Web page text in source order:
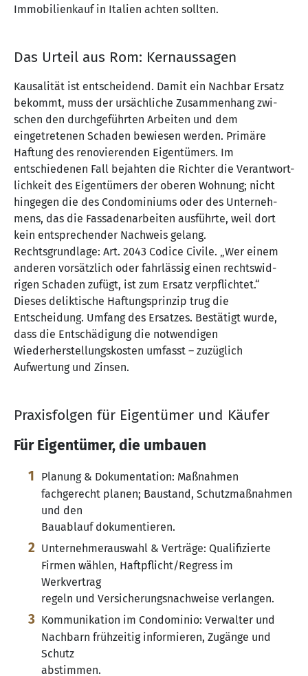
Immobilienkauf in Italien achten sollten.
Das Urteil aus Rom: Kernaussagen
Kausalität ist entscheidend. Damit ein Nachbar Ersatz
bekommt, muss der ursächliche Zusammenhang zwi-
schen den durchgeführten Arbeiten und dem
eingetretenen Schaden bewiesen werden. Primäre
Haftung des renovierenden Eigentümers. Im
entschiedenen Fall bejahten die Richter die Verantwort-
lichkeit des Eigentümers der oberen Wohnung; nicht
hingegen die des Condominiums oder des Unterneh-
mens, das die Fassadenarbeiten ausführte, weil dort
kein entsprechender Nachweis gelang.
Rechtsgrundlage: Art. 2043 Codice Civile. „Wer einem
anderen vorsätzlich oder fahrlässig einen rechtswid-
rigen Schaden zufügt, ist zum Ersatz verpflichtet.“
Dieses deliktische Haftungsprinzip trug die
Entscheidung. Umfang des Ersatzes. Bestätigt wurde,
dass die Entschädigung die notwendigen
Wiederherstellungskosten umfasst – zuzüglich
Aufwertung und Zinsen.
Praxisfolgen für Eigentümer und Käufer
Für Eigentümer, die umbauen
Planung & Dokumentation: Maßnahmen
fachgerecht planen; Baustand, Schutzmaßnahmen
und den
Bauablauf dokumentieren.
Unternehmerauswahl & Verträge: Qualifizierte
Firmen wählen, Haftpflicht/Regress im
Werkvertrag
regeln und Versicherungsnachweise verlangen.
Kommunikation im Condominio: Verwalter und
Nachbarn frühzeitig informieren, Zugänge und
Schutz
abstimmen.